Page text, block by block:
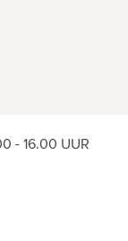
- 16.00 UUR